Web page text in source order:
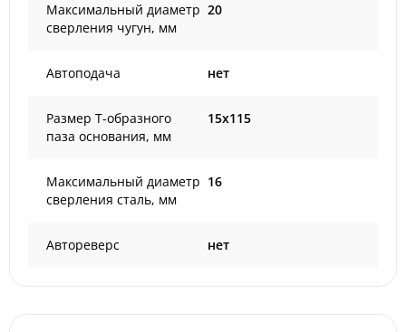
Максимальный диаметр
сверления чугун, мм
20
Автоподача нет
Размер Т-образного
паза основания, мм
15x115
Максимальный диаметр
сверления сталь, мм
16
Автореверс нет